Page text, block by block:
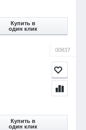
Купить в
один клик
00837
Купить в
один клик